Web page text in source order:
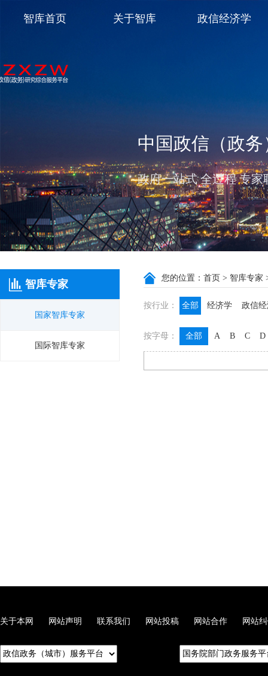
中国政信（政
政府一站式 全过程 专
智库首页 关于智库 政信经济学
智库专家
国家智库专家
国际智库专家
您的位置： 首页 > 智库专家
按行业： 全部 经济学
政信
膳食养生
名医西药
按字母： 全部 A B C D
关于本网 网站声明 联系我们 网站投稿 网站合作 网站